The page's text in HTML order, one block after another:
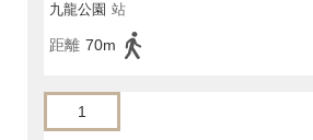
九龍公園 站
距離 70m
1